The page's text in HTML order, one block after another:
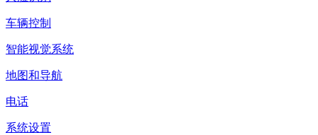
车辆控制
智能视觉系统
地图和导航
电话
系统设置